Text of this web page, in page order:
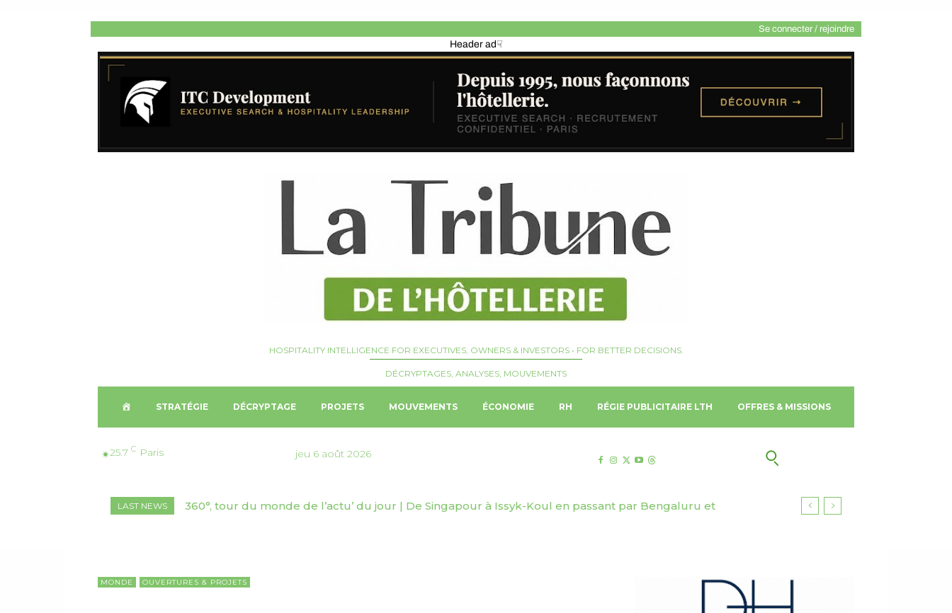
Se connecter / rejoindre
Header ad☟
HOSPITALITY INTELLIGENCE FOR EXECUTIVES, OWNERS & INVESTORS • FOR BETTER DECISIONS.
DÉCRYPTAGES, ANALYSES, MOUVEMENTS
U
I
STRATÉGIE DÉCRYPTAGE PROJETS MOUVEMENTS ÉCONOMIE RH RÉGIE PUBLICITAIRE LTH OFFRES & MISSIONS
25.7 C Paris jeu 6 août 2026
LAST NEWS
360°, tour du monde de l’actu’ du jour | De Singapour à Issyk-Koul en passant par Bengaluru et
Croisière, Monaco | Crystal confirme la construction d’un troisième navire avec le chantier naval
MONDE OUVERTURES & PROJETS